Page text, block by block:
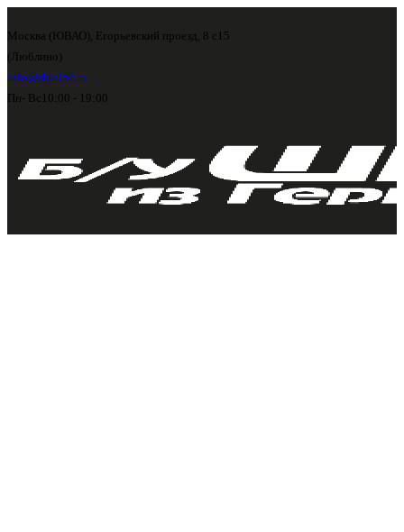
Москва (ЮВАО), Егорьевский проезд, 8 с15
(Люблино)
info@shini56.ru
Пн- Вс 10:00 - 19:00